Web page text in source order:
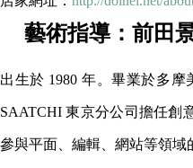
藝術指導：前田
出生於 1980 年。畢業於多
SAATCHI 東京分公司擔任創
參與平面、編輯、網站等領